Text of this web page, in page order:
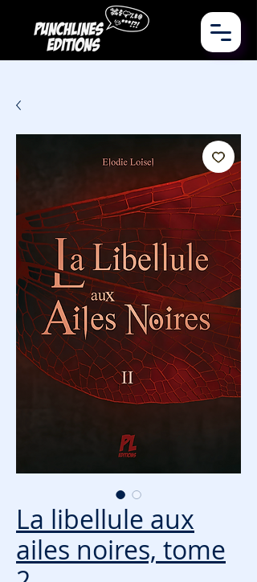
La libellule aux
ailes noires, tome